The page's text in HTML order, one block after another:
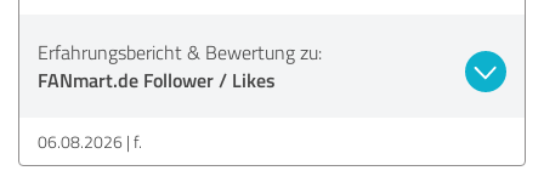
Erfahrungsbericht & Bewertung zu:
FANmart.de Follower / Likes
06.08.2026 f.